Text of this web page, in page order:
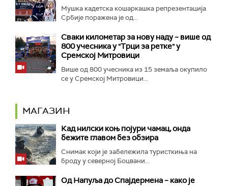
Мушка кадетска кошаркашка репрезентација
Србије поражена је од...
Сваки километар за нову наду – више од
800 учесника у "Трци за ретке" у
Сремској Митровици
Више од 800 учесника из 15 земаља окупило
се у Сремској Митровици...
МАГАЗИН
Кад нилски коњ појури чамац, онда
бежите главом без обзира
Снимак који је забележила туристкиња на
броду у северној Боцвани...
Од Напуља до Спајдермена – како је